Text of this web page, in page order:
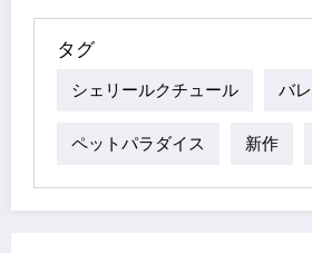
タグ
シェリールクチュール バ
ペットパラダイス 新作